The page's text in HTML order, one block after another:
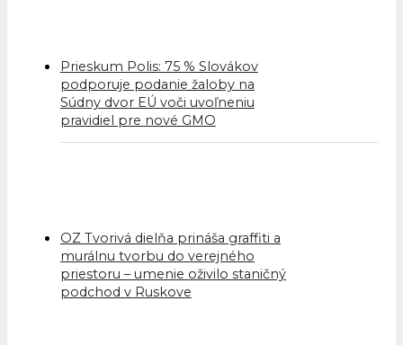
Prieskum Polis: 75 % Slovákov
podporuje podanie žaloby na
Súdny dvor EÚ voči uvoľneniu
pravidiel pre nové GMO
OZ Tvorivá dielňa prináša graffiti a
murálnu tvorbu do verejného
priestoru – umenie oživilo staničný
podchod v Ruskove